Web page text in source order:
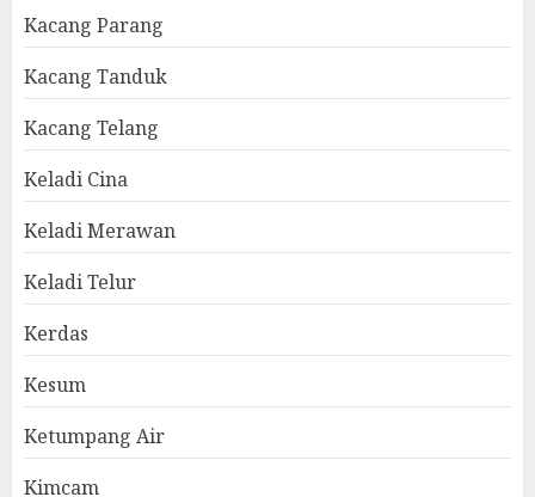
Kacang Parang
Kacang Tanduk
Kacang Telang
Keladi Cina
Keladi Merawan
Keladi Telur
Kerdas
Kesum
Ketumpang Air
Kimcam